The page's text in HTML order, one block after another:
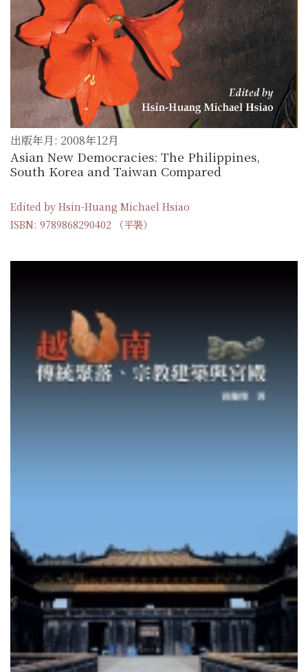
出版年月: 2008年12月
Asian New Democracies: The Philippines,
South Korea and Taiwan Compared
Edited by Hsin-Huang Michael Hsiao
ISBN: 9789868290402 （平裝）